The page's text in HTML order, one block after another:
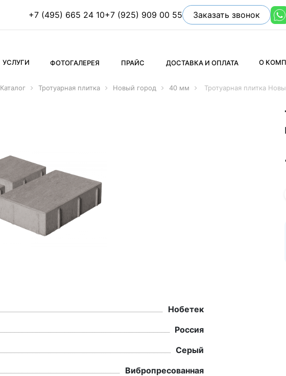
+7 (495) 665 24 10+7 (925) 909 00 55 Заказать звонок
УСЛУГИ ФОТОГАЛЕРЕЯ ПРАЙС ДОСТАВКА И ОПЛАТА О
Каталог Тротуарная плитка Новый город 40 мм Тротуарная плитка
Нобетек
Россия
Серый
Вибропресованная